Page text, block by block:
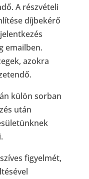
A részvételi
díjbekérő
emailben.
azokra
külön sorban
után
figyelmét,